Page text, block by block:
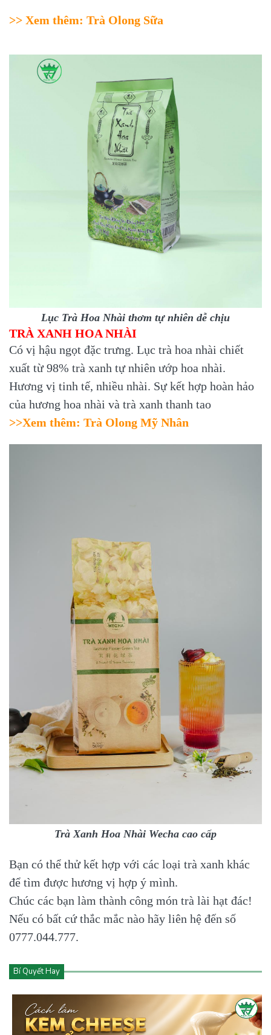
>> Xem thêm: Trà Olong Sữa
Lục Trà Hoa Nhài thơm tự nhiên dễ chịu
TRÀ XANH HOA NHÀI
Có vị hậu ngọt đặc trưng. Lục trà hoa nhài chiết
xuất từ 98% trà xanh tự nhiên ướp hoa nhài.
Hương vị tinh tế, nhiều nhài. Sự kết hợp hoàn hảo
của hương hoa nhài và trà xanh thanh tao
>>Xem thêm: Trà Olong Mỹ Nhân
Trà Xanh Hoa Nhài Wecha cao cấp
Bạn có thể thử kết hợp với các loại trà xanh khác
để tìm được hương vị hợp ý mình.
Chúc các bạn làm thành công món trà lài hạt đác!
Nếu có bất cứ thắc mắc nào hãy liên hệ đến số
0777.044.777.
Bí Quyết Hay